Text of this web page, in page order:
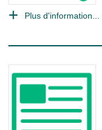
Plus d'information...